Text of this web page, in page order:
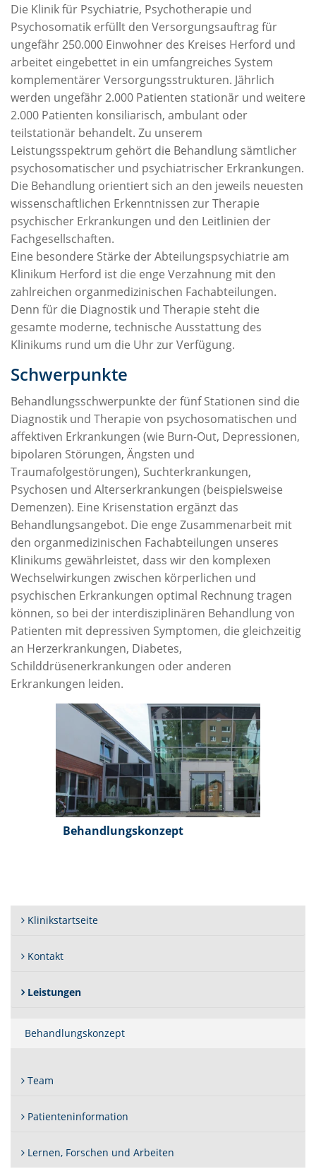
Die Klinik für Psychiatrie, Psychotherapie und
Psychosomatik erfüllt den Versorgungsauftrag für
ungefähr 250.000 Einwohner des Kreises Herford und
arbeitet eingebettet in ein umfangreiches System
komplementärer Versorgungsstrukturen. Jährlich
werden ungefähr 2.000 Patienten stationär und weitere
2.000 Patienten konsiliarisch, ambulant oder
teilstationär behandelt. Zu unserem
Leistungsspektrum gehört die Behandlung sämtlicher
psychosomatischer und psychiatrischer Erkrankungen.
Die Behandlung orientiert sich an den jeweils neuesten
wissenschaftlichen Erkenntnissen zur Therapie
psychischer Erkrankungen und den Leitlinien der
Fachgesellschaften.
Eine besondere Stärke der Abteilungspsychiatrie am
Klinikum Herford ist die enge Verzahnung mit den
zahlreichen organmedizinischen Fachabteilungen.
Denn für die Diagnostik und Therapie steht die
gesamte moderne, technische Ausstattung des
Klinikums rund um die Uhr zur Verfügung.
Schwerpunkte
Behandlungsschwerpunkte der fünf Stationen sind die
Diagnostik und Therapie von psychosomatischen und
affektiven Erkrankungen (wie Burn-Out, Depressionen,
bipolaren Störungen, Ängsten und
Traumafolgestörungen), Suchterkrankungen,
Psychosen und Alterserkrankungen (beispielsweise
Demenzen). Eine Krisenstation ergänzt das
Behandlungsangebot. Die enge Zusammenarbeit mit
den organmedizinischen Fachabteilungen unseres
Klinikums gewährleistet, dass wir den komplexen
Wechselwirkungen zwischen körperlichen und
psychischen Erkrankungen optimal Rechnung tragen
können, so bei der interdisziplinären Behandlung von
Patienten mit depressiven Symptomen, die gleichzeitig
an Herzerkrankungen, Diabetes,
Schilddrüsenerkrankungen oder anderen
Erkrankungen leiden.
Behandlungskonzept
Klinikstartseite
Kontakt
Leistungen(Standort)
Behandlungskonzept
Team
Patienteninformation
Lernen, Forschen und Arbeiten